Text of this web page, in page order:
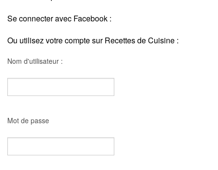
Se connecter avec Facebook :
Ou utilisez votre compte sur Recettes de Cuisine :
Nom d'utilisateur :
Mot de passe